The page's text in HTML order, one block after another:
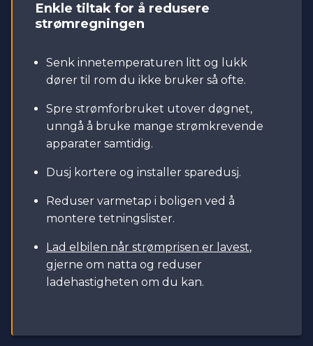
Enkle tiltak for å redusere
strømregningen
Senk innetemperaturen litt og lukk
dører til rom du ikke bruker så ofte.
Spre strømforbruket utover døgnet,
unngå å bruke mange strømkrevende
apparater samtidig.
Dusj kortere og installer sparedusj.
Reduser varmetap i boligen ved å
montere tetningslister.
Lad elbilen når strømprisen er lavest,
gjerne om natta og reduser
ladehastigheten om du kan.